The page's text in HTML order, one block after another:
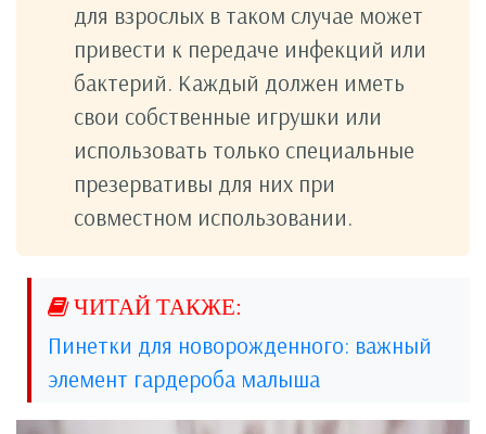
для взрослых в таком случае может
привести к передаче инфекций или
бактерий. Каждый должен иметь
свои собственные игрушки или
использовать только специальные
презервативы для них при
совместном использовании.
Пинетки для новорожденного: важный
элемент гардероба малыша